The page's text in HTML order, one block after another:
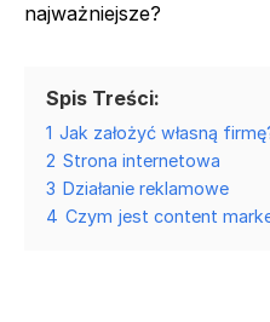
najważniejsze?
Spis Treści:
1 Jak założyć własną
2 Strona internetowa
3 Działanie reklamowe
4 Czym jest content